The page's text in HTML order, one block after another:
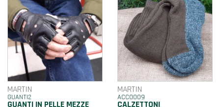
MARTIN
GUANTI2
GUANTI IN PELLE MEZZE
MARTIN
ACC0009
CALZETTONI